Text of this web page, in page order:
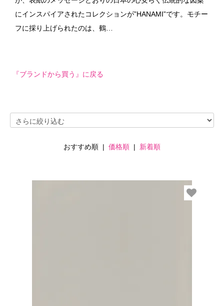
にインスパイアされたコレクションが”HANAMI”です。モチー
フに採り上げられたのは、鶴…
『ブランドから買う』に戻る
おすすめ順 | 価格順 | 新着順